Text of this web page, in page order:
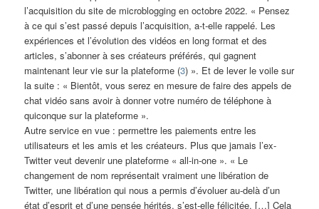
l’acquisition du site de microblogging en octobre 2022. « Pensez
à ce qui s’est passé depuis l’acquisition, a-t-elle rappelé. Les
expériences et l’évolution des vidéos en long format et des
articles, s’abonner à ses créateurs préférés, qui gagnent
maintenant leur vie sur la plateforme (3) ». Et de lever le voile sur
la suite : « Bientôt, vous serez en mesure de faire des appels de
chat vidéo sans avoir à donner votre numéro de téléphone à
quiconque sur la plateforme ».
Autre service en vue : permettre les paiements entre les
utilisateurs et les amis et les créateurs. Plus que jamais l’ex-
Twitter veut devenir une plateforme « all-in-one ». « Le
changement de nom représentait vraiment une libération de
Twitter, une libération qui nous a permis d’évoluer au-delà d’un
état d’esprit et d’une pensée hérités, s’est-elle félicitée. […] Cela